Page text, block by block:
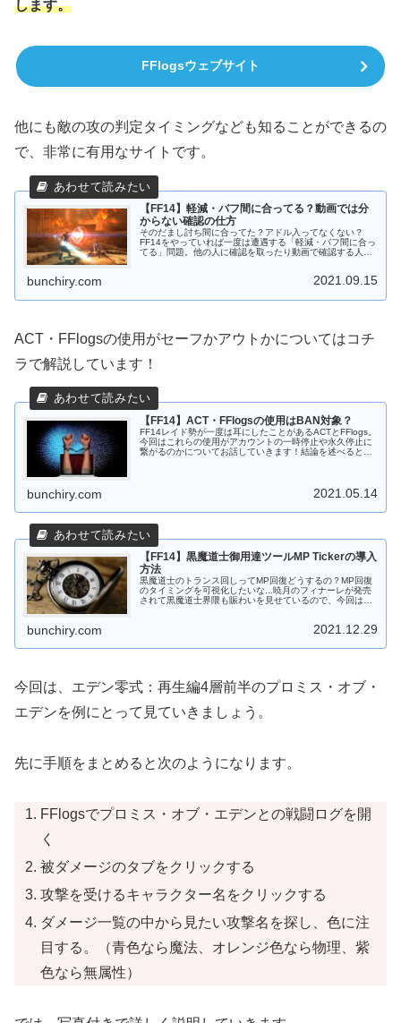
します。
FFlogsウェブサイト
他にも敵の攻の判定タイミングなども知ることができるの
で、非常に有用なサイトです。
【FF14】軽減・バフ間に合ってる？動画では分
からない確認の仕方
そのだまし討ち間に合ってた？アドル入ってなくない？
FF14をやっていれば一度は遭遇する「軽減・バフ間に合っ
てる」問題。他の人に確認を取ったり動画で確認する人が
bunchiry.com 2021.09.15
ACT・FFlogsの使用がセーフかアウトかについてはコチ
ラで解説しています！
【FF14】ACT・FFlogsの使用はBAN対象？
FF14レイド勢が一度は耳にしたことがあるACTとFFlogs。
今回はこれらの使用がアカウントの一時停止や永久停止に
繋がるのかについてお話していきます！結論を述べると、
bunchiry.com 2021.05.14
【FF14】黒魔道士御用達ツールMP Tickerの導入
方法
黒魔道士のトランス回しってMP回復どうするの？MP回復
のタイミングを可視化したいな...暁月のフィナーレが発売
されて黒魔道士界隈も賑わいを見せているので、今回は昔
bunchiry.com 2021.12.29
今回は、エデン零式：再生編4層前半のプロミス・オブ・
エデンを例にとって見ていきましょう。
先に手順をまとめると次のようになります。
FFlogsでプロミス・オブ・エデンとの戦闘ログを開
く
被ダメージのタブをクリックする
攻撃を受けるキャラクター名をクリックする
ダメージ一覧の中から見たい攻撃名を探し、色に注
目する。（青色なら魔法、オレンジ色なら物理、紫
色なら無属性）